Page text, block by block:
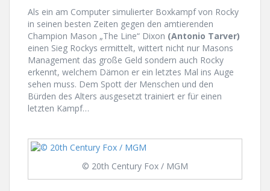
Als ein am Computer simulierter Boxkampf von Rocky
in seinen besten Zeiten gegen den amtierenden
Champion Mason „The Line“ Dixon (Antonio Tarver)
einen Sieg Rockys ermittelt, wittert nicht nur Masons
Management das große Geld sondern auch Rocky
erkennt, welchem Dämon er ein letztes Mal ins Auge
sehen muss. Dem Spott der Menschen und den
Bürden des Alters ausgesetzt trainiert er für einen
letzten Kampf…
© 20th Century Fox / MGM